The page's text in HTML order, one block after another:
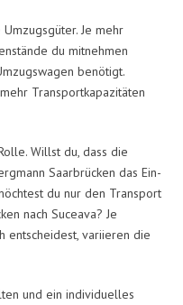
Je mehr
du mitnehmen
benötigt.
Transportkapazitäten
Willst du, dass die
Saarbrücken das Ein-
du nur den Transport
nach Suceava? Je
entscheidest, variieren die
und ein individuelles